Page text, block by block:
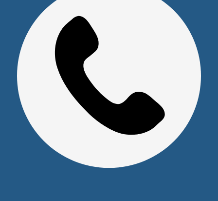
Реквизиты
Оставайтесь на связи
Наши контакты
+7 (391) 291-30-30 info@s-pl.ru